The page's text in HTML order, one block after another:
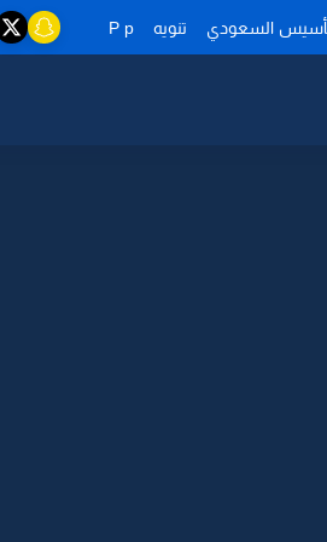
السعودي تنويه P p